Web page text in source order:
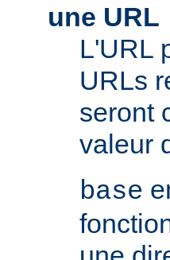
une URL
L'URL
URLs
seront
valeur
base